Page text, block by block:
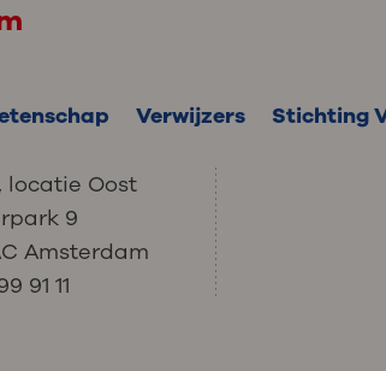
Verwijzers Stichting
locatie Oost
9
Amsterdam
91 11